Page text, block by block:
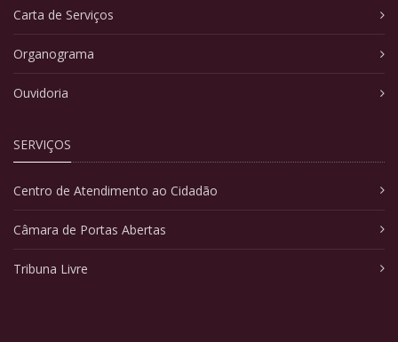
Carta de Serviços
Organograma
Ouvidoria
SERVIÇOS
Centro de Atendimento ao Cidadão
Câmara de Portas Abertas
Tribuna Livre